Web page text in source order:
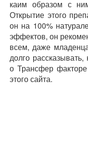
каим образом с
Открытие этого
он на 100%
эффектов, он
всем, даже
долго
о Трансфер
этого сайта.